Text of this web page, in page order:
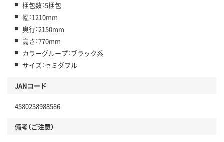
梱包数：5梱包
幅：1210mm
奥行：2150mm
高さ：770mm
カラーグループ：ブラック系
サイズ：セミダブル
JANコード
4580238988586
備考（ご注意）